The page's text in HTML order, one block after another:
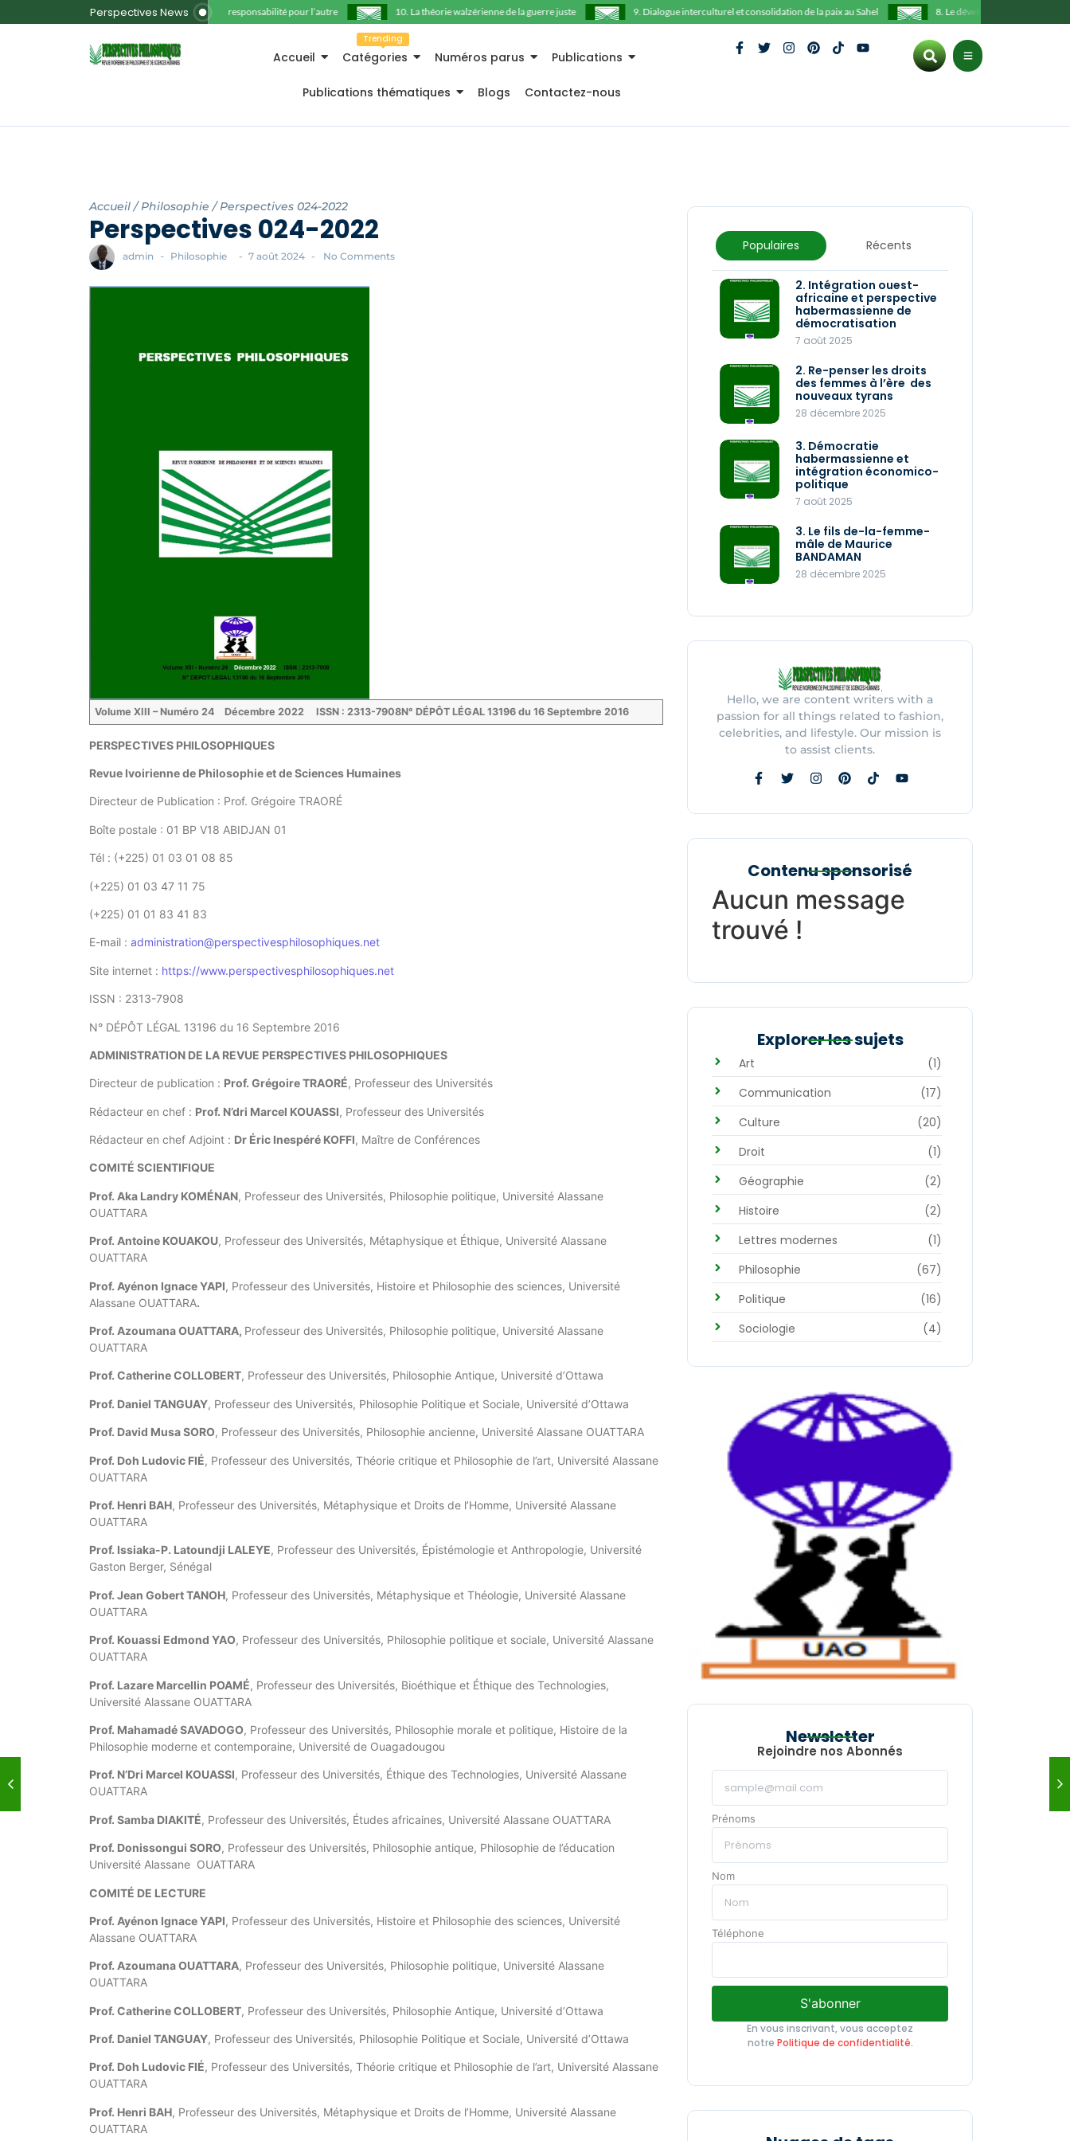
Perspectives News11. La responsabilité pour l’autre 10. La théorie walzérienne de la guerre juste 9. Dialogue interculturel et consolidation de la paix au Sahel 8. Le développement social et
Accueil Catégories
Trending
Numéros parus Publications
Publications thématiques Blogs Contactez-nous
Accueil / Philosophie / Perspectives 024-2022
Perspectives 024-2022
admin - Philosophie - 7 août 2024 - No Comments
Volume XIII – Numéro 24 Décembre 2022 ISSN : 2313-7908N° DÉPÔT LÉGAL 13196 du 16 Septembre 2016
PERSPECTIVES PHILOSOPHIQUES
Revue Ivoirienne de Philosophie et de Sciences Humaines
Directeur de Publication : Prof. Grégoire TRAORÉ
Boîte postale : 01 BP V18 ABIDJAN 01
Tél : (+225) 01 03 01 08 85
(+225) 01 03 47 11 75
(+225) 01 01 83 41 83
E-mail : administration@perspectivesphilosophiques.net
Site internet : https://www.perspectivesphilosophiques.net
ISSN : 2313-7908
N° DÉPÔT LÉGAL 13196 du 16 Septembre 2016
ADMINISTRATION DE LA REVUE PERSPECTIVES PHILOSOPHIQUES
Directeur de publication : Prof. Grégoire TRAORÉ, Professeur des Universités
Rédacteur en chef : Prof. N’dri Marcel KOUASSI, Professeur des Universités
Rédacteur en chef Adjoint : Dr Éric Inespéré KOFFI, Maître de Conférences
COMITÉ SCIENTIFIQUE
Prof. Aka Landry KOMÉNAN, Professeur des Universités, Philosophie politique, Université Alassane
OUATTARA
Prof. Antoine KOUAKOU, Professeur des Universités, Métaphysique et Éthique, Université Alassane
OUATTARA
Prof. Ayénon Ignace YAPI, Professeur des Universités, Histoire et Philosophie des sciences, Université
Alassane OUATTARA.
Prof. Azoumana OUATTARA, Professeur des Universités, Philosophie politique, Université Alassane
OUATTARA
Prof. Catherine COLLOBERT, Professeur des Universités, Philosophie Antique, Université d’Ottawa
Prof. Daniel TANGUAY, Professeur des Universités, Philosophie Politique et Sociale, Université d’Ottawa
Prof. David Musa SORO, Professeur des Universités, Philosophie ancienne, Université Alassane OUATTARA
Prof. Doh Ludovic FIÉ, Professeur des Universités, Théorie critique et Philosophie de l’art, Université Alassane
OUATTARA
Prof. Henri BAH, Professeur des Universités, Métaphysique et Droits de l’Homme, Université Alassane
OUATTARA
Prof. Issiaka-P. Latoundji LALEYE, Professeur des Universités, Épistémologie et Anthropologie, Université
Gaston Berger, Sénégal
Prof. Jean Gobert TANOH, Professeur des Universités, Métaphysique et Théologie, Université Alassane
OUATTARA
Prof. Kouassi Edmond YAO, Professeur des Universités, Philosophie politique et sociale, Université Alassane
OUATTARA
Prof. Lazare Marcellin POAMÉ, Professeur des Universités, Bioéthique et Éthique des Technologies,
Université Alassane OUATTARA
Prof. Mahamadé SAVADOGO, Professeur des Universités, Philosophie morale et politique, Histoire de la
Philosophie moderne et contemporaine, Université de Ouagadougou
Prof. N’Dri Marcel KOUASSI, Professeur des Universités, Éthique des Technologies, Université Alassane
OUATTARA
Prof. Samba DIAKITÉ, Professeur des Universités, Études africaines, Université Alassane OUATTARA
Prof. Donissongui SORO, Professeur des Universités, Philosophie antique, Philosophie de l’éducation
Université Alassane OUATTARA
COMITÉ DE LECTURE
Prof. Ayénon Ignace YAPI, Professeur des Universités, Histoire et Philosophie des sciences, Université
Alassane OUATTARA
Prof. Azoumana OUATTARA, Professeur des Universités, Philosophie politique, Université Alassane
OUATTARA
Prof. Catherine COLLOBERT, Professeur des Universités, Philosophie Antique, Université d’Ottawa
Prof. Daniel TANGUAY, Professeur des Universités, Philosophie Politique et Sociale, Université d’Ottawa
Prof. Doh Ludovic FIÉ, Professeur des Universités, Théorie critique et Philosophie de l’art, Université Alassane
OUATTARA
Prof. Henri BAH, Professeur des Universités, Métaphysique et Droits de l’Homme, Université Alassane
OUATTARA
Populaires Récents
2. Intégration ouest-
africaine et perspective
habermassienne de
démocratisation
7 août 2025
2. Re-penser les droits
des femmes à l’ère des
nouveaux tyrans
28 décembre 2025
3. Démocratie
habermassienne et
intégration économico-
politique
7 août 2025
3. Le fils de-la-femme-
mâle de Maurice
BANDAMAN
28 décembre 2025
3. Le fils de-la-femme-
mâle de Maurice
BANDAMAN
28 décembre 2025
des femmes à l’ère des
nouveaux tyrans
28 décembre 2025
de la crise écologique
28 décembre 2025
philosophiques 030
2025
27 décembre 2025
Hello, we are content writers with a
passion for all things related to fashion,
celebrities, and lifestyle. Our mission is
to assist clients.
Contenu sponsorisé
Aucun message
trouvé !
Explorer les sujets
Art
(1)
Communication
(17)
Culture
(20)
Droit
(1)
Géographie
(2)
Histoire
(2)
Lettres modernes
(1)
Philosophie
(67)
Politique
(16)
Sociologie
(4)
Newsletter
Rejoindre nos Abonnés
Prénoms
Nom
Téléphone
S'abonner
En vous inscrivant, vous acceptez
notre Politique de confidentialité.